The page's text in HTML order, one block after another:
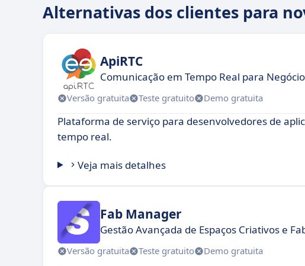
Alternativas dos clientes para
ApiRTC
Comunicação em Tempo Real para
Versão gratuita Teste gratuito Demo gratuita
Plataforma de serviço para desenvolvedores de
tempo real.
Veja mais detalhes
Fab Manager
Gestão Avançada de Espaços Criativos e
Versão gratuita Teste gratuito Demo gratuita